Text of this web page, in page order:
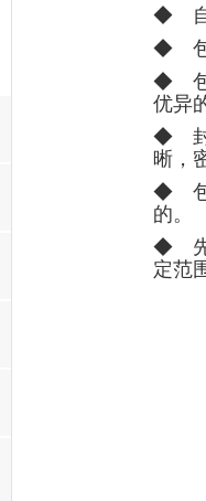
◆ 自
◆ 包
◆ 包
优异
◆ 封
晰，
◆ 包
的。
◆ 先
定范